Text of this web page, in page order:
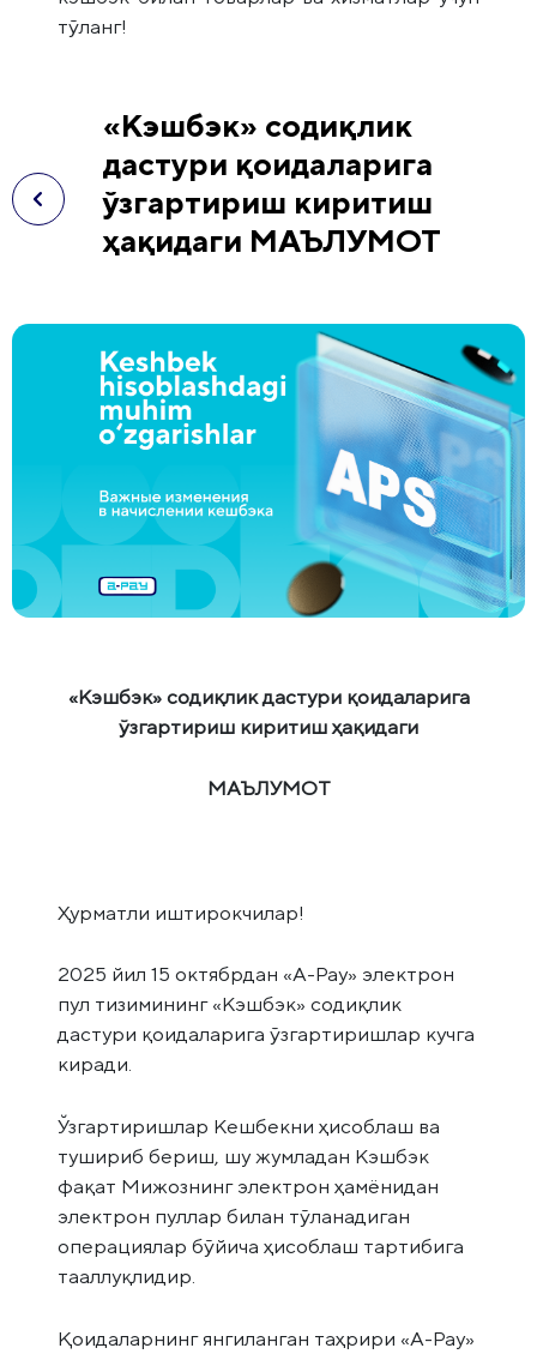
тўланг!
«Кэшбэк» содиқлик
дастури қоидаларига
ўзгартириш киритиш
ҳақидаги МАЪЛУМОТ
«Кэшбэк» содиқлик дастури қоидаларига
ўзгартириш киритиш ҳақидаги
МАЪЛУМОТ
Ҳурматли иштирокчилар!
2025 йил 15 октябрдан «А-Pay» электрон
пул тизимининг «Кэшбэк» содиқлик
дастури қоидаларига ўзгартиришлар кучга
киради.
Ўзгартиришлар Кешбекни ҳисоблаш ва
тушириб бериш, шу жумладан Кэшбэк
фақат Мижознинг электрон ҳамёнидан
электрон пуллар билан тўланадиган
операциялар бўйича ҳисоблаш тартибига
тааллуқлидир.
Қоидаларнинг янгиланган таҳрири «А-Pay»